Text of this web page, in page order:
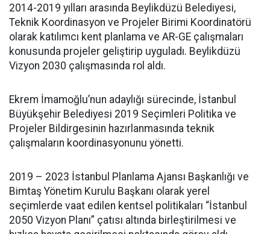
2014-2019 yılları arasında Beylikdüzü Belediyesi,
Teknik Koordinasyon ve Projeler Birimi Koordinatörü
olarak katılımcı kent planlama ve AR-GE çalışmaları
konusunda projeler geliştirip uyguladı. Beylikdüzü
Vizyon 2030 çalışmasında rol aldı.
Ekrem İmamoğlu’nun adaylığı sürecinde, İstanbul
Büyükşehir Belediyesi 2019 Seçimleri Politika ve
Projeler Bildirgesinin hazırlanmasında teknik
çalışmaların koordinasyonunu yönetti.
2019 – 2023 İstanbul Planlama Ajansı Başkanlığı ve
Bimtaş Yönetim Kurulu Başkanı olarak yerel
seçimlerde vaat edilen kentsel politikaları “İstanbul
2050 Vizyon Planı” çatısı altında birleştirilmesi ve